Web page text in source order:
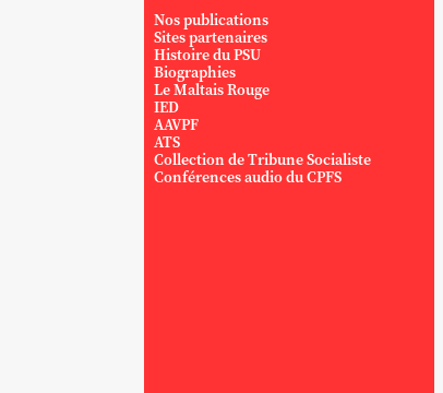
Nos publications
Sites partenaires
Histoire du PSU
Biographies
Le Maltais Rouge
IED
AAVPF
ATS
Collection de Tribune Socialiste
Conférences audio du CPFS